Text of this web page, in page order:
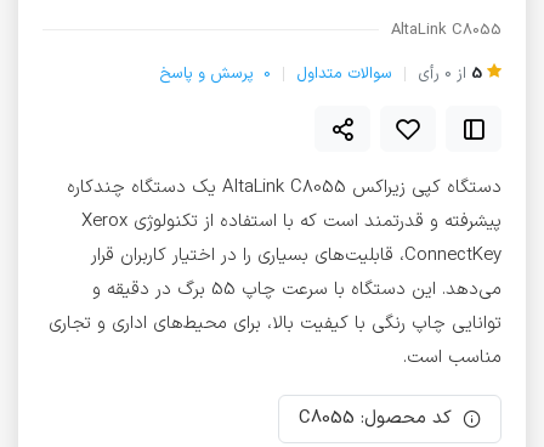
AltaLink C8055
5 از 0 رأی سوالات متداول 0 پرسش و پاسخ
دستگاه کپی زیراکس AltaLink C8055 یک دستگاه چندکاره
پیشرفته و قدرتمند است که با استفاده از تکنولوژی Xerox
ConnectKey، قابلیت‌های بسیاری را در اختیار کاربران قرار
می‌دهد. این دستگاه با سرعت چاپ 55 برگ در دقیقه و
توانایی چاپ رنگی با کیفیت بالا، برای محیط‌های اداری و تجاری
مناسب است.
کد محصول: C8055